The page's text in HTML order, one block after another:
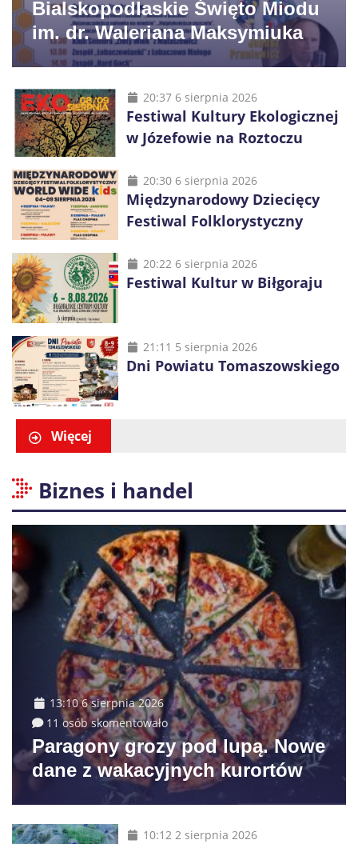
Bialskopodlaskie Święto Miodu
im. dr. Waleriana Maksymiuka
20:37 6 sierpnia 2026
Festiwal Kultury Ekologicznej
w Józefowie na Roztoczu
20:30 6 sierpnia 2026
Międzynarodowy Dziecięcy
Festiwal Folklorystyczny
20:22 6 sierpnia 2026
Festiwal Kultur w Biłgoraju
21:11 5 sierpnia 2026
Dni Powiatu Tomaszowskiego
Więcej
Biznes i handel
13:10 6 sierpnia 2026
11 osób skomentowało
Paragony grozy pod lupą. Nowe
dane z wakacyjnych kurortów
10:12 2 sierpnia 2026